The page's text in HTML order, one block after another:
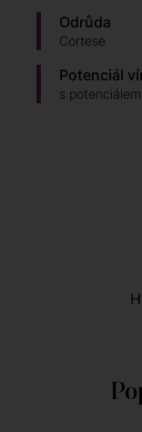
Odrůda
Cortese
Potenciál
s